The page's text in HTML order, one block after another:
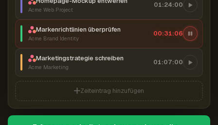
Acme Web Project
01:24:00
Markenrichtlinien überprüfen
Acme Brand Identity
00:31:07
Marketingstrategie schreiben
Acme Marketing
01:07:00
Zeiteintrag hinzufügen